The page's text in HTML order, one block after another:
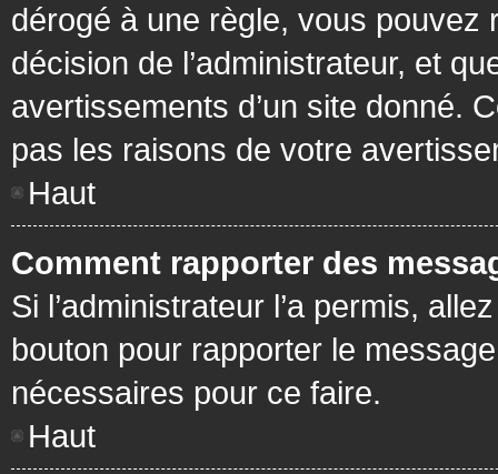
dérogé à une règle, vous pouvez
décision de l’administrateur, et
avertissements d’un site donné.
pas les raisons de votre
Haut
Comment rapporter des
Si l’administrateur l’a permis,
bouton pour rapporter le
nécessaires pour ce faire.
Haut